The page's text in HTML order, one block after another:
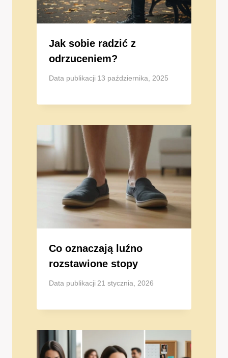
Jak sobie radzić z
odrzuceniem?
Data publikacji 13 października, 2025
Co oznaczają luźno
rozstawione stopy
Data publikacji 21 stycznia, 2026